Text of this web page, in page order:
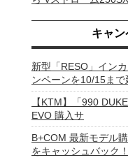
キャン
新型「RESO」イン
ンペーンを10/15まで
【KTM】「990
EVO 購入サ
B+COM 最新モデル
をキャッシュバック